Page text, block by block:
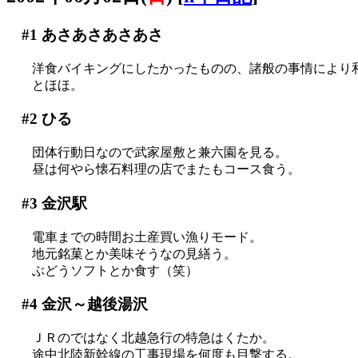
#1 あさあさあさあさ
洋食バイキングにしたかったものの、諸般の事情により
とほほ。
#2 ひる
団体行動日なので武家屋敷と兼六園を見る。
昼は何やら懐石料理の店でまたもコース食う。
#3 金沢駅
電車までの時間お土産買い漁りモード。
地元銘菓とか美味そうなの見繕う。
ぶどうソフトとか食す（笑）
#4金沢～越後湯沢
ＪＲのではなく北越急行の特急はくたか。
途中北陸新幹線の工事現場を何度も目撃する。